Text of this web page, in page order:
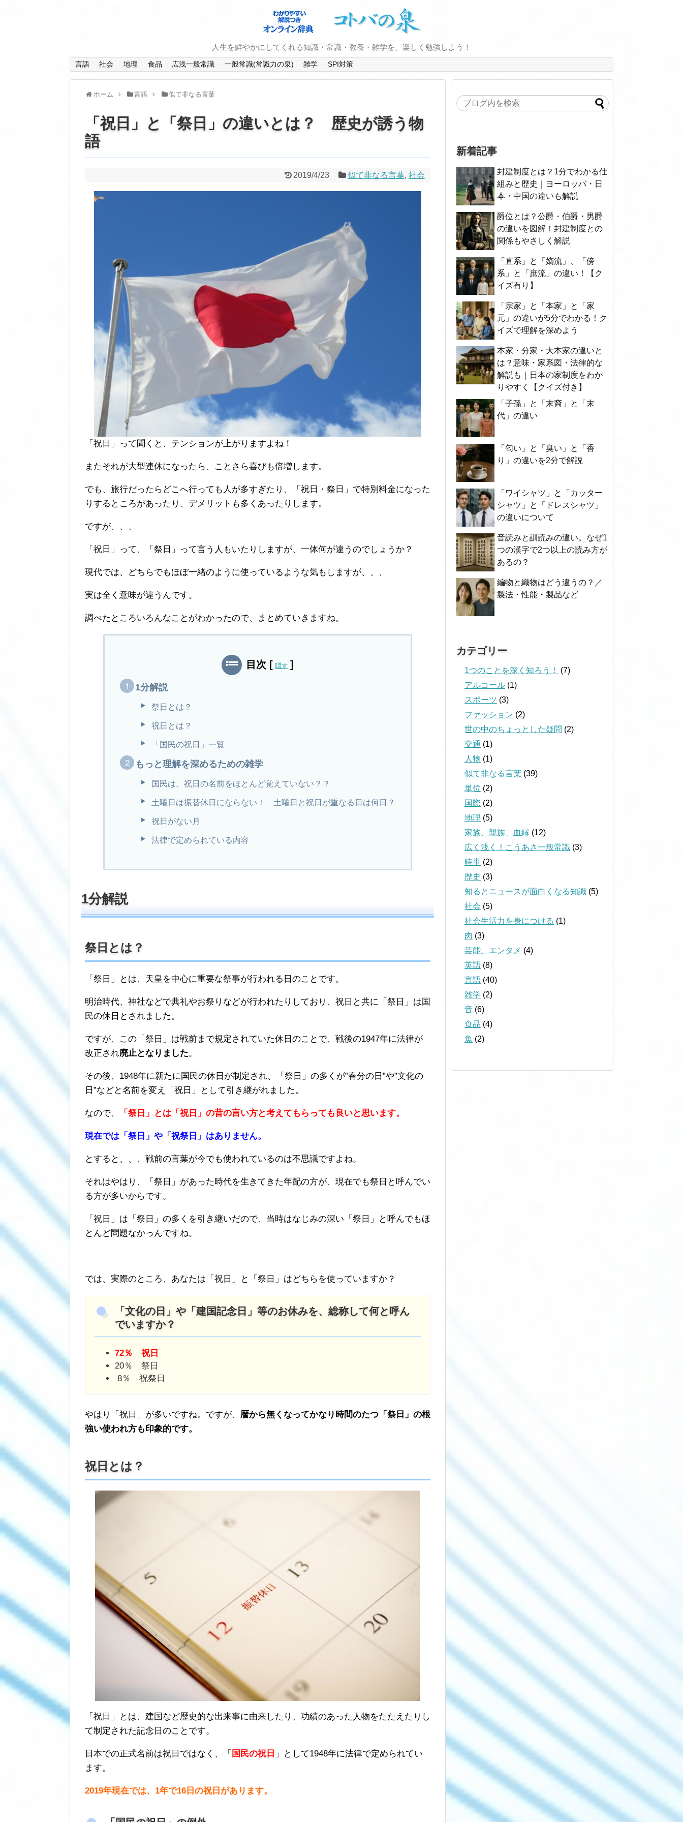
人生を鮮やかにしてくれる知識・常識・教養・雑学を、楽しく勉強しよう！
言語 社会 地理 食品 広浅一般常識 一般常識(常識力の泉) 雑学 SPI対策
ホーム 言語 似て非なる言葉
「祝日」と「祭日」の違いとは？ 歴史が誘う物
語
2019/4/23 似て非なる言葉, 社会
「祝日」って聞くと、テンションが上がりますよね！
またそれが大型連休になったら、ことさら喜びも倍増します。
でも、旅行だったらどこへ行っても人が多すぎたり、「祝日・祭日」で特別料金になった
りするところがあったり、デメリットも多くあったりします。
ですが、、、
「祝日」って、「祭日」って言う人もいたりしますが、一体何が違うのでしょうか？
現代では、どちらでもほぼ一緒のように使っているような気もしますが、、、
実は全く意味が違うんです。
調べたところいろんなことがわかったので、まとめていきますね。
目次 [ 隠す ]
1分解説
祭日とは？
祝日とは？
「国民の祝日」一覧
もっと理解を深めるための雑学
国民は、祝日の名前をほとんど覚えていない？？
土曜日は振替休日にならない！ 土曜日と祝日が重なる日は何日？
祝日がない月
法律で定められている内容
1分解説
祭日とは？
「祭日」とは、天皇を中心に重要な祭事が行われる日のことです。
明治時代、神社などで典礼やお祭りなどが行われたりしており、祝日と共に「祭日」は国
民の休日とされました。
ですが、この「祭日」は戦前まで規定されていた休日のことで、戦後の1947年に法律が
改正され廃止となりました。
その後、1948年に新たに国民の休日が制定され、「祭日」の多くが”春分の日”や”文化の
日”などと名前を変え「祝日」として引き継がれました。
なので、 「祭日」とは「祝日」の昔の言い方と考えてもらっても良いと思います。
現在では「祭日」や「祝祭日」はありません。
とすると、、、戦前の言葉が今でも使われているのは不思議ですよね。
それはやはり、「祭日」があった時代を生きてきた年配の方が、現在でも祭日と呼んでい
る方が多いからです。
「祝日」は「祭日」の多くを引き継いだので、当時はなじみの深い「祭日」と呼んでもほ
とんど問題なかっんですね。
では、実際のところ、あなたは「祝日」と「祭日」はどちらを使っていますか？
「文化の日」や「建国記念日」等のお休みを、総称して何と呼ん
でいますか？
72％ 祝日
20％ 祭日
8％ 祝祭日
やはり「祝日」が多いですね。ですが、 暦から無くなってかなり時間のたつ「祭日」の根
強い使われ方も印象的です。
祝日とは？
「祝日」とは、建国など歴史的な出来事に由来したり、功績のあった人物をたたえたりし
て制定された記念日のことです。
日本での正式名前は祝日ではなく、「 国民の祝日 」として1948年に法律で定められてい
ます。
2019年現在では、1年で16日の祝日があります。
新着記事
封建制度とは？1分でわかる仕
組みと歴史｜ヨーロッパ・日
本・中国の違いも解説
爵位とは？公爵・伯爵・男爵
の違いを図解！封建制度との
関係もやさしく解説
「直系」と「嫡流」、「傍
系」と「庶流」の違い！【ク
イズ有り】
「宗家」と「本家」と「家
元」の違いが5分でわかる！ク
イズで理解を深めよう
本家・分家・大本家の違いと
は？意味・家系図・法律的な
解説も｜日本の家制度をわか
りやすく【クイズ付き】
「子孫」と「末裔」と「末
代」の違い
「匂い」と「臭い」と「香
り」の違いを2分で解説
「ワイシャツ」と「カッター
シャツ」と「ドレスシャツ」
の違いについて
音読みと訓読みの違い。なぜ1
つの漢字で2つ以上の読み方が
あるの？
編物と織物はどう違うの？／
製法・性能・製品など
カテゴリー
1つのことを深く知ろう！
(7)
アルコール (1)
スポーツ (3)
ファッション (2)
世の中のちょっとした疑問 (2)
交通 (1)
人物 (1)
似て非なる言葉 (39)
単位 (2)
国際 (2)
地理 (5)
家族、親族、血縁 (12)
広く浅く！こうあさ一般常識 (3)
時事 (2)
歴史 (3)
知るとニュースが面白くなる知識 (5)
社会 (5)
社会生活力を身につける (1)
肉 (3)
芸能、エンタメ (4)
英語 (8)
言語 (40)
雑学 (2)
音 (6)
食品 (4)
魚 (2)